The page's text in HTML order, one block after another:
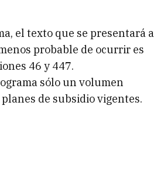
el texto que se presentará a
probable de ocurrir es
46 y 447.
sólo un volumen
de subsidio vigentes.